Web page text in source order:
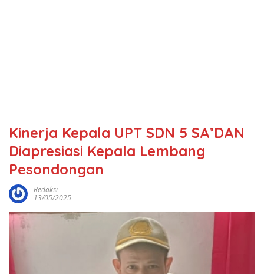
Kinerja Kepala UPT SDN 5 SA’DAN
Diapresiasi Kepala Lembang
Pesondongan
Redaksi
13/05/2025